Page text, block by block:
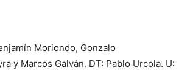
Moriondo, Gonzalo
y Marcos Galván. DT: Pablo Urcola. U: